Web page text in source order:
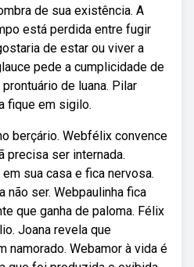
de sua existência. A
está perdida entre fugir
de estar ou viver a
pede a cumplicidade de
de luana. Pilar
fique em sigilo.
berçário. Webfélix convence
precisa ser internada.
sua casa e fica nervosa.
não ser. Webpaulinha fica
que ganha de paloma. Félix
Joana revela que
namorado. Webamor à vida é